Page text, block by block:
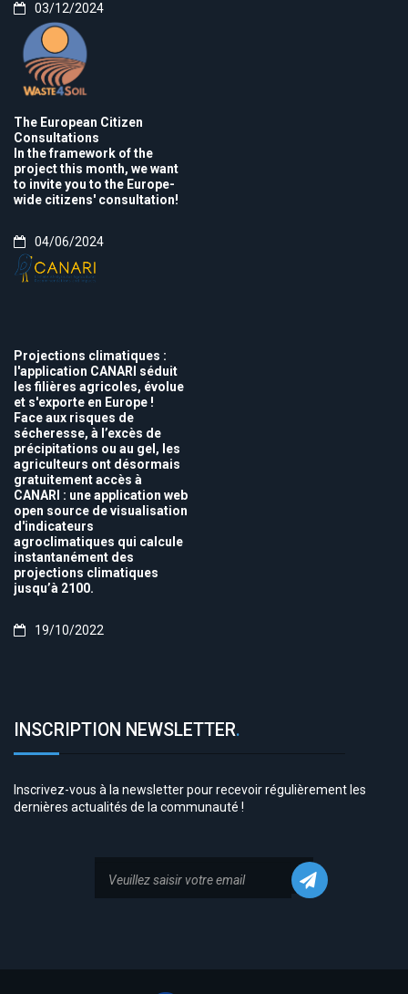
03/12/2024
The European Citizen
Consultations
In the framework of the
project this month, we want
to invite you to the Europe-
wide citizens' consultation!
04/06/2024
Projections climatiques :
l'application CANARI séduit
les filières agricoles, évolue
et s'exporte en Europe !
Face aux risques de
sécheresse, à l’excès de
précipitations ou au gel, les
agriculteurs ont désormais
gratuitement accès à
CANARI : une application web
open source de visualisation
d'indicateurs
agroclimatiques qui calcule
instantanément des
projections climatiques
jusqu’à 2100.
19/10/2022
INSCRIPTION NEWSLETTER.
Inscrivez-vous à la newsletter pour recevoir régulièrement les
dernières actualités de la communauté !